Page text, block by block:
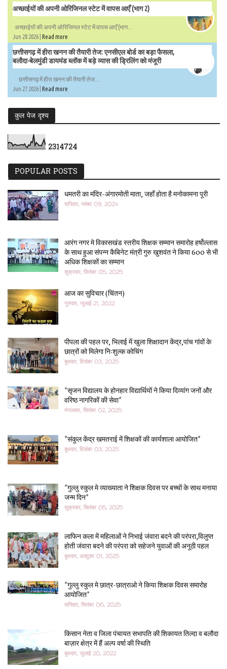
अच्छाईयों की अपनी ओरिजिनल स्टेट में वापस आएँ (भाग 2)
अच्छाईयों की अपनी ओरिजिनल स्टेट में वापस आएँ (भाग...
Jun 28 2026 | Read more
छत्तीसगढ़ में हीरा खनन की तैयारी तेज: एनसीएल बोर्ड का बड़ा फैसला,
बलौदा-बेलमुंडी डायमंड ब्लॉक में बड़े व्यास की ड्रिलिंग को मंजूरी
छत्तीसगढ़ में हीरा खनन की तैयारी तेज:...
Jun 27 2026 | Read more
कुल पेज दृश्य
2314724
POPULAR POSTS
धमतरी का मंदिर-अंगारमोती माता, जहाँ होता है मनोकामना पूरी
शनिवार, नवंबर 09, 2024
आरंग नगर मे विकासखंड स्तरीय शिक्षक सम्मान समारोह हर्षोल्लास
के साथ हुआ संपन्न कैबिनेट मंत्री गुरु खुशवंत ने किया 600 से भी
अधिक शिक्षकों का सम्मान
शुक्रवार, सितंबर 05, 2025
आज का सुविचार (चिंतन)
गुरुवार, जुलाई 21, 2022
पीपला की पहल पर, भिलाई में खुला शिक्षादान केंद्र,पांच गांवों के
छात्रों को मिलेगा निःशुल्क कोचिंग
बुधवार, दिसंबर 03, 2025
*सृजन विद्यालय के होनहार विद्यार्थियों ने किया दिव्यांग जनों और
वरिष्ठ नागरिकों की सेवा*
मंगलवार, सितंबर 02, 2025
*संकुल केंद्र खमतराई में शिक्षकों की कार्यशाला आयोजित*
बुधवार, दिसंबर 03, 2025
*गुल्लु स्कुल मे व्याख्याता ने शिक्षक दिवस पर बच्चों के साथ मनाया
जन्म दिन*
शुक्रवार, सितंबर 05, 2025
लाफिन कला में महिलाओं ने निभाई जंवारा बदने की परंपरा,विलुप्त
होती जंवारा बदने की परंपरा को सहेजने युवाओं की अनूठी पहल
बुधवार, अक्टूबर 01, 2025
*गुल्लु स्कुल मे छात्र-छात्राओ ने किया शिक्षक दिवस समारोह
आयोजित*
शनिवार, सितंबर 06, 2025
किसान नेता व जिला पंचायत सभापति की शिकायत तिल्दा व बलौदा
बाज़ार क्षेत्र में हैं अल्प वर्षा की स्थिति
बुधवार, जुलाई 20, 2022